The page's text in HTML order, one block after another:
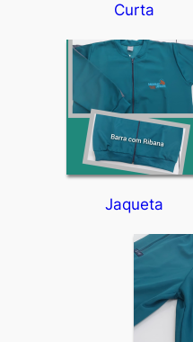
Curta
Jaqueta